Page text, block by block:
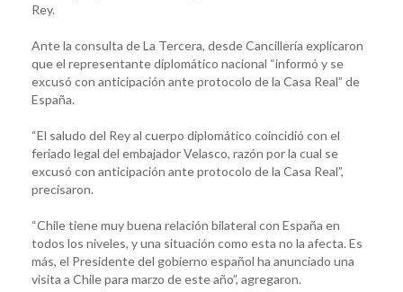
Rey.
Ante la consulta de La Tercera, desde Cancillería explicaron
que el representante diplomático nacional “informó y se
excusó con anticipación ante protocolo de la Casa Real” de
España.
“El saludo del Rey al cuerpo diplomático coincidió con el
feriado legal del embajador Velasco, razón por la cual se
excusó con anticipación ante protocolo de la Casa Real”,
precisaron.
“Chile tiene muy buena relación bilateral con España en
todos los niveles, y una situación como esta no la afecta. Es
más, el Presidente del gobierno español ha anunciado una
visita a Chile para marzo de este año”, agregaron.